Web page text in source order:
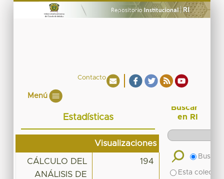
Contacto
Menú
Estadísticas
Visualizaciones
CÁLCULO DEL
ANÁLISIS DE
194
Buscar
en RI
Buscar
Esta